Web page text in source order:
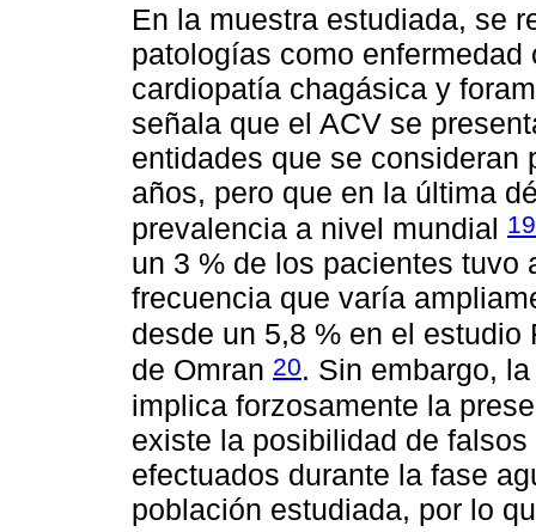
En la muestra estudiada, se
patologías como
cardiopatía chagásica y
señala que el ACV se
entidades que se consideran
años, pero que en la última
prevalencia a nivel mundial 19
un 3 % de los pacientes tuvo
frecuencia que varía
desde un 5,8 % en el estudio
de Omran 20. Sin embargo,
implica forzosamente la
existe la posibilidad de
efectuados durante la fase
población estudiada, por lo